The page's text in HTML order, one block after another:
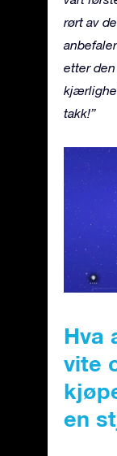
rørt av
etter
takk!”
Hva
vite
en